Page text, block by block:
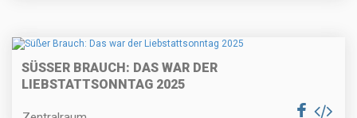
SÜSSER BRAUCH: DAS WAR DER L
IEBSTATTSONNTAG 2025